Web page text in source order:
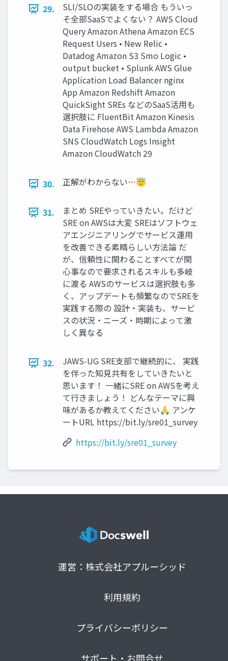
29.
SLI/SLOの実装をする場合 もういっ
そ全部SaaSでよくない？ AWS Cloud
Query Amazon Athena Amazon ECS
Request Users • New Relic •
Datadog Amazon S3 Smo Logic •
output bucket • Splunk AWS Glue
Application Load Balancer nginx
App Amazon Redshift Amazon
QuickSight SREs などのSaaS活用も
選択肢に FluentBit Amazon Kinesis
Data Firehose AWS Lambda Amazon
SNS CloudWatch Logs Insight
Amazon CloudWatch 29
30. 正解がわからない…😇
31.
まとめ SREやっていきたい。だけど
SRE on AWSは大変 SREはソフトウェ
アエンジニアリングでサービス運用
を改善できる素晴らしい方法論 だ
が、信頼性に関わることすべてが関
心事なので要求されるスキルも多岐
に渡る AWSのサービスは選択肢も多
く、アップデートも頻繁なのでSREを
実践する際の 設計・実装も、サービ
スの状況・ニーズ・時期によって激
しく異なる
32.
JAWS-UG SRE支部で継続的に、 実践
を伴った知見共有をしていきたいと
思います！ 一緒にSRE on AWSを考え
て行きましょう！ どんなテーマに興
味があるか教えてください🙏 アンケ
ートURL https://bit.ly/sre01_survey
https://bit.ly/sre01_survey
運営：株式会社アプルーシッド
利用規約
プライバシーポリシー
サポート・お問合せ